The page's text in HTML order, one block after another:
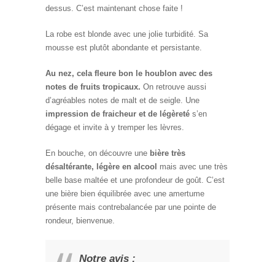
dessus. C’est maintenant chose faite !
La robe est blonde avec une jolie turbidité. Sa
mousse est plutôt abondante et persistante.
Au nez, cela fleure bon le houblon avec des
notes de fruits tropicaux. On retrouve aussi
d’agréables notes de malt et de seigle. Une
impression de fraicheur et de légèreté s’en
dégage et invite à y tremper les lèvres.
En bouche, on découvre une bière très
désaltérante, légère en alcool mais avec une très
belle base maltée et une profondeur de goût. C’est
une bière bien équilibrée avec une amertume
présente mais contrebalancée par une pointe de
rondeur, bienvenue.
Notre avis :